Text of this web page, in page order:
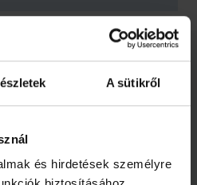
A sütikről
és hirdetések személyre